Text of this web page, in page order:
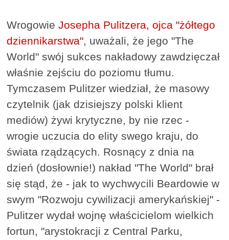
WrogowieJosepha Pulitzera, ojca "żółtego
dziennikarstwa", uważali, że jego "The
World" swój sukces nakładowy zawdzięczał
właśnie zejściu do poziomu tłumu.
Tymczasem Pulitzer wiedział, że masowy
czytelnik (jak dzisiejszy polski klient
mediów) żywi krytyczne, by nie rzec -
wrogie uczucia do elity swego kraju, do
świata rządzących. Rosnący z dnia na
dzień (dosłownie!) nakład "The World" brał
się stąd, że - jak to wychwycili Beardowie w
swym "Rozwoju cywilizacji amerykańskiej" -
Pulitzer wydał wojnę właścicielom wielkich
fortun, "arystokracji z Central Parku,